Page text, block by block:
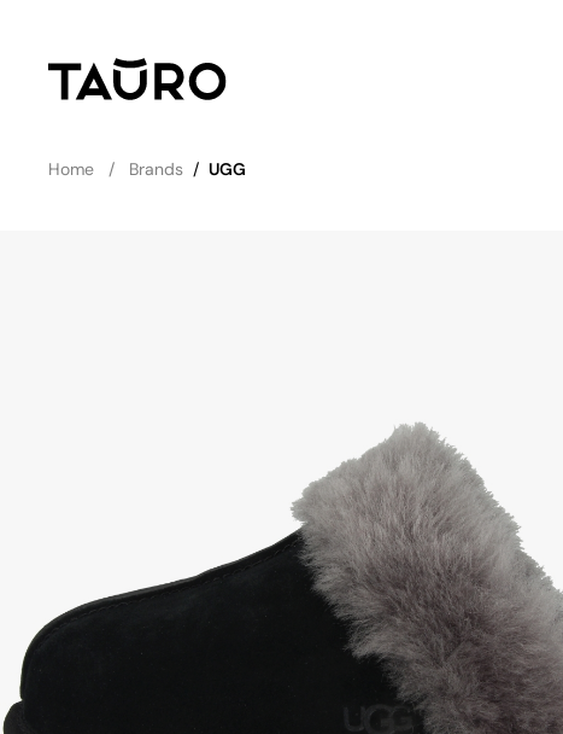
Home Brands / UGG